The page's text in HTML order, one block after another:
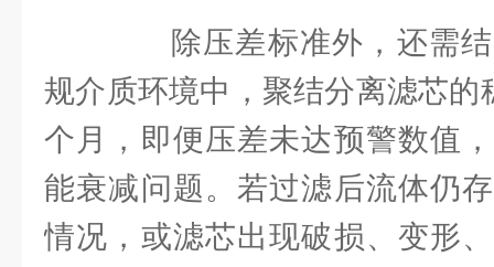
除压差标准外，还需结
规介质环境中，聚结分离滤芯
个月，即便压差未达预警数值
能衰减问题。若过滤后流体仍
情况，或滤芯出现破损、变形